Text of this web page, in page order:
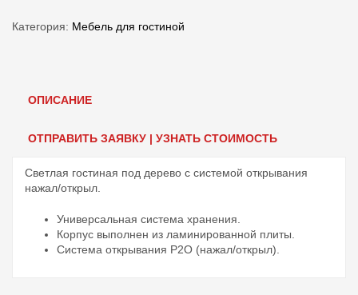
Категория: Мебель для гостиной
ОПИСАНИЕ
ОТПРАВИТЬ ЗАЯВКУ | УЗНАТЬ СТОИМОСТЬ
Светлая гостиная под дерево с системой открывания
нажал/открыл.
Универсальная система хранения.
Корпус выполнен из ламинированной плиты.
Система открывания P2O (нажал/открыл).